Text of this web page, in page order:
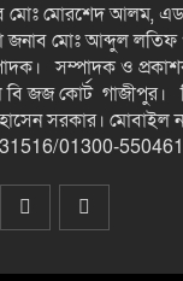
জুলাই গন-অভ্যুত্থান
চিত্রাঙ্কন
নীলা ১ম স্হান
মোঃ মোরশেদ আলম,
মোঃ আব্দুল লতিফ
সম্পাদক ও
জজ কোর্ট গাজীপুর।
সরকার। মোবাইল
01300-550461